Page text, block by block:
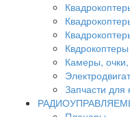
Камеры,
Запчасти для